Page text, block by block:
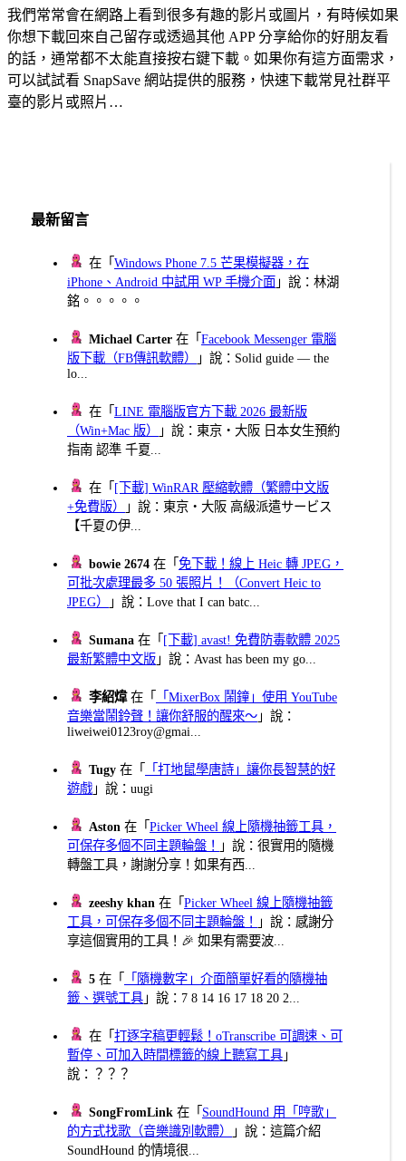
我們常常會在網路上看到很多有趣的影片或圖片，有時候如果
你想下載回來自己留存或透過其他 APP 分享給你的好朋友看
的話，通常都不太能直接按右鍵下載。如果你有這方面需求，
可以試試看 SnapSave 網站提供的服務，快速下載常見社群平
臺的影片或照片…
最新留言
在「Windows Phone 7.5 芒果模擬器，在
iPhone、Android 中試用 WP 手機介面 」說：林湖
銘。。。。。
Michael Carter 在「Facebook Messenger 電腦
版下載（FB傳訊軟體）
」說：Solid guide — the
lo...
在「LINE 電腦版官方下載 2026 最新版
（Win+Mac 版）
」說：東京・大阪 日本女生預約
指南 認準 千夏...
在「 [下載] WinRAR 壓縮軟體（繁體中文版
+免費版）
」說：東京・大阪 高級派遣サービス
【千夏の伊...
bowie 2674 在「免下載！線上 Heic 轉 JPEG，
可批次處理最多 50 張照片！（Convert Heic to
JPEG）
」說：Love that I can batc...
Sumana 在「 [下載] avast! 免費防毒軟體 2025
最新繁體中文版 」說：Avast has been my go...
李紹煒在「
「MixerBox 鬧鐘」使用 YouTube
音樂當鬧鈴聲！讓你舒服的醒來～ 」說：
liweiwei0123roy@gmai...
Tugy 在「
「打地鼠學唐詩」讓你長智慧的好
遊戲 」說：uugi
Aston 在「Picker Wheel 線上隨機抽籤工具，
可保存多個不同主題輪盤！
」說：很實用的隨機
轉盤工具，謝謝分享！如果有西...
zeeshy khan 在「Picker Wheel 線上隨機抽籤
工具，可保存多個不同主題輪盤！
」說：感謝分
享這個實用的工具！🎉 如果有需要波...
5 在「
「隨機數字」介面簡單好看的隨機抽
籤、選號工具 」說：7 8 14 16 17 18 20 2...
在「打逐字稿更輕鬆！oTranscribe 可調速、可
暫停、可加入時間標籤的線上聽寫工具 」
說：？？？
SongFromLink 在「 SoundHound 用「哼歌」
的方式找歌（音樂識別軟體）
」說：這篇介紹
SoundHound 的情境很...